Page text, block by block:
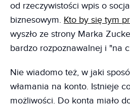
od rzeczywistości wpis o
biznesowym. Kto by się tym
wyszło ze strony Marka
bardzo rozpoznawalnej i "na
Nie wiadomo też, w jaki
włamania na konto. Istnieje
możliwości. Do konta miało